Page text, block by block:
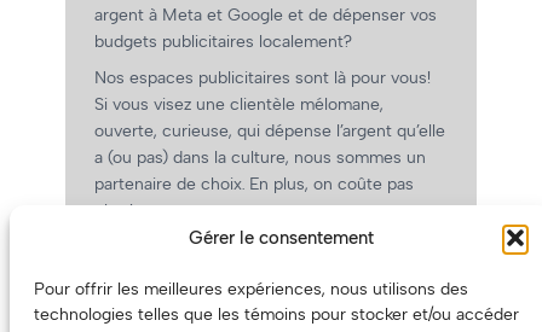
Gérer le consentement
Pour offrir les meilleures expériences, nous utilisons des
technologies telles que les témoins pour stocker et/ou accéder
argent à Meta et Google et de dépenser vos
budgets publicitaires localement?
Nos espaces publicitaires sont là pour vous!
Si vous visez une clientèle mélomane,
ouverte, curieuse, qui dépense l’argent qu’elle
a (ou pas) dans la culture, nous sommes un
partenaire de choix. En plus, on coûte pas
cher!
On prépare une grille tarifaire intéressante et
(Oui, on va avoir des tarifs spéciaux pour